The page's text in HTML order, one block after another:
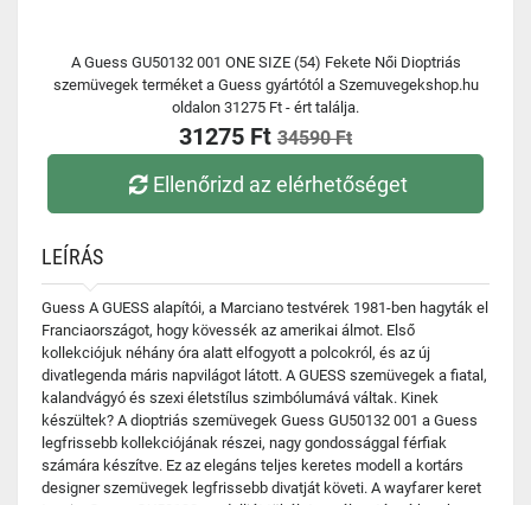
A Guess GU50132 001 ONE SIZE (54) Fekete Női Dioptriás
szemüvegek terméket a Guess gyártótól a Szemuvegekshop.hu
oldalon 31275 Ft - ért találja.
31275 Ft 34590 Ft
Ellenőrizd az elérhetőséget
LEÍRÁS
Guess A GUESS alapítói, a Marciano testvérek 1981-ben hagyták el
Franciaországot, hogy kövessék az amerikai álmot. Első
kollekciójuk néhány óra alatt elfogyott a polcokról, és az új
divatlegenda máris napvilágot látott. A GUESS szemüvegek a fiatal,
kalandvágyó és szexi életstílus szimbólumává váltak. Kinek
készültek? A dioptriás szemüvegek Guess GU50132 001 a Guess
legfrissebb kollekciójának részei, nagy gondossággal férfiak
számára készítve. Ez az elegáns teljes keretes modell a kortárs
designer szemüvegek legfrissebb divatját követi. A wayfarer keret